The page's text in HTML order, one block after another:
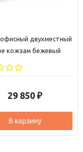
Кресло офисное
хром экокожа